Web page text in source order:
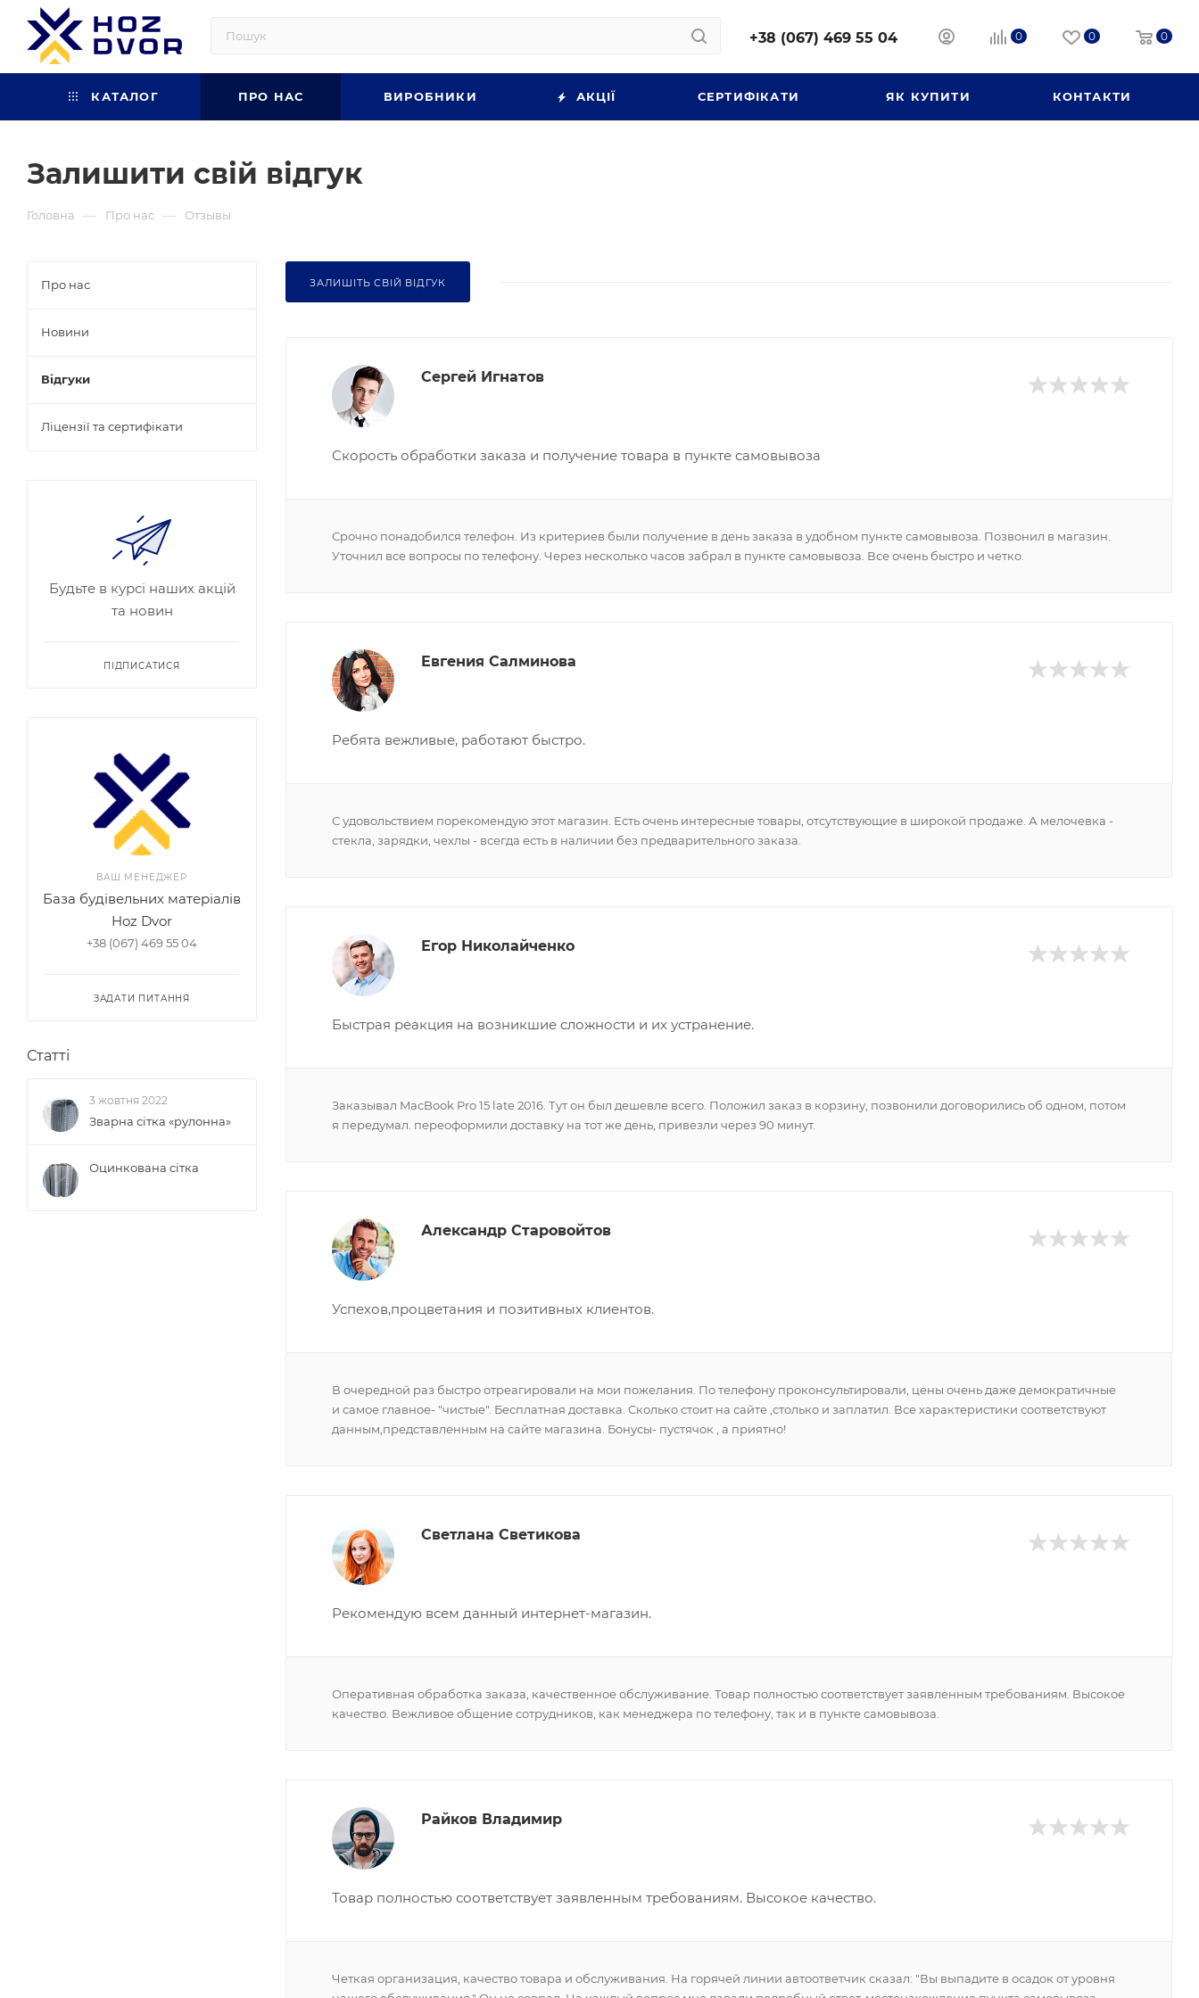
+38 (067) 469 55 04 0 0 0
КАТАЛОГ ПРО НАС ВИРОБНИКИ АКЦІЇ СЕРТИФІКАТИ ЯК КУПИТИ КОНТАКТИ
Залишити свій відгук
Головна — Про нас — Отзывы
ЗАЛИШІТЬ СВІЙ ВІДГУК
Сергей Игнатов
Скорость обработки заказа и получение товара в пункте самовывоза
Срочно понадобился телефон. Из критериев были получение в день заказа в удобном пункте самовывоза. Позвонил в магазин.
Уточнил все вопросы по телефону. Через несколько часов забрал в пункте самовывоза. Все очень быстро и четко.
Евгения Салминова
Ребята вежливые, работают быстро.
С удовольствием порекомендую этот магазин. Есть очень интересные товары, отсутствующие в широкой продаже. А мелочевка -
стекла, зарядки, чехлы - всегда есть в наличии без предварительного заказа.
Егор Николайченко
Быстрая реакция на возникшие сложности и их устранение.
Заказывал MacBook Pro 15 late 2016. Тут он был дешевле всего. Положил заказ в корзину, позвонили договорились об одном, потом
я передумал. переоформили доставку на тот же день, привезли через 90 минут.
Александр Старовойтов
Успехов,процветания и позитивных клиентов.
В очередной раз быстро отреагировали на мои пожелания. По телефону проконсультировали, цены очень даже демократичные
и самое главное- "чистые". Бесплатная доставка. Сколько стоит на сайте ,столько и заплатил. Все характеристики соответствуют
данным,представленным на сайте магазина. Бонусы- пустячок , а приятно!
Светлана Светикова
Рекомендую всем данный интернет-магазин.
Оперативная обработка заказа, качественное обслуживание. Товар полностью соответствует заявленным требованиям. Высокое
качество. Вежливое общение сотрудников, как менеджера по телефону, так и в пункте самовывоза.
Райков Владимир
Товар полностью соответствует заявленным требованиям. Высокое качество.
Четкая организация, качество товара и обслуживания. На горячей линии автоответчик сказал: "Вы выпадите в осадок от уровня
Про нас
Новини
Відгуки
Ліцензії та сертифікати
Будьте в курсі наших акцій
та новин
ПІДПИСАТИСЯ
ВАШ МЕНЕДЖЕР
База будівельних матеріалів
Hoz Dvor
+38 (067) 469 55 04
ЗАДАТИ ПИТАННЯ
Статті
3 жовтня 2022
Зварна сітка «рулонна»
Оцинкована сітка